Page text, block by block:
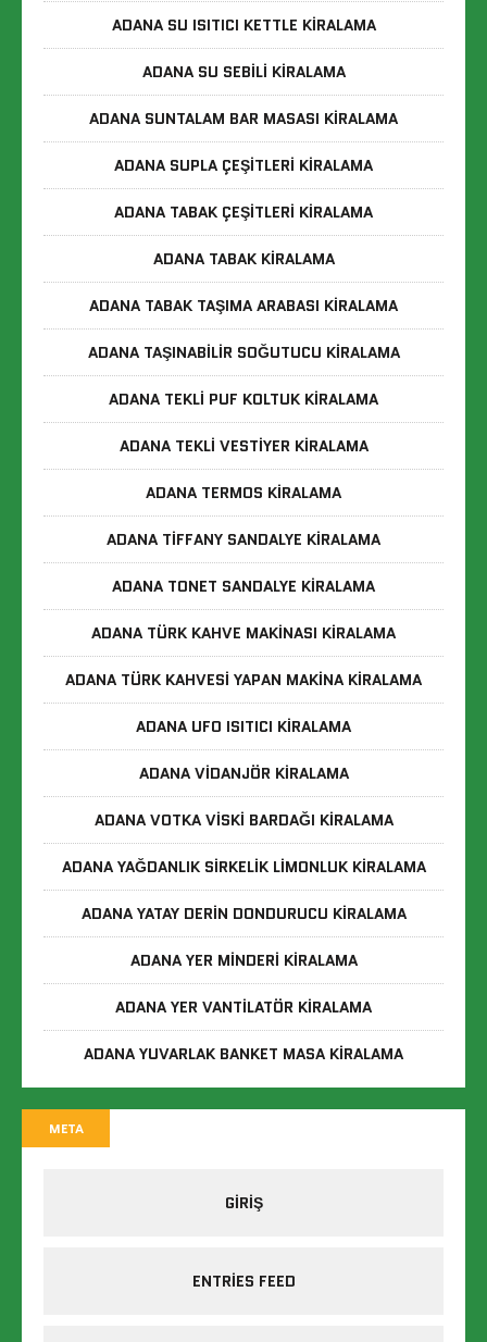
ADANA SU ISITICI KETTLE KIRALAMA
ADANA SU SEBILI KIRALAMA
ADANA SUNTALAM BAR MASASI KIRALAMA
ADANA SUPLA ÇEŞITLERI KIRALAMA
ADANA TABAK ÇEŞITLERI KIRALAMA
ADANA TABAK KIRALAMA
ADANA TABAK TAŞIMA ARABASI KIRALAMA
ADANA TAŞINABILIR SOĞUTUCU KIRALAMA
ADANA TEKLI PUF KOLTUK KIRALAMA
ADANA TEKLI VESTIYER KIRALAMA
ADANA TERMOS KIRALAMA
ADANA TIFFANY SANDALYE KIRALAMA
ADANA TONET SANDALYE KIRALAMA
ADANA TÜRK KAHVE MAKINASI KIRALAMA
ADANA TÜRK KAHVESI YAPAN MAKINA KIRALAMA
ADANA UFO ISITICI KIRALAMA
ADANA VIDANJÖR KIRALAMA
ADANA VOTKA VISKI BARDAĞI KIRALAMA
ADANA YAĞDANLIK SIRKELIK LIMONLUK KIRALAMA
ADANA YATAY DERIN DONDURUCU KIRALAMA
ADANA YER MINDERI KIRALAMA
ADANA YER VANTILATÖR KIRALAMA
ADANA YUVARLAK BANKET MASA KIRALAMA
META
GIRIŞ
ENTRIES FEED